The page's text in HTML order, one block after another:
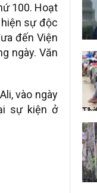
100. Hoạt
sự độc
đến Viện
ngày. Văn
vào ngày
sự kiện ở
05/08/26,
05/08/26,
05/08/26,